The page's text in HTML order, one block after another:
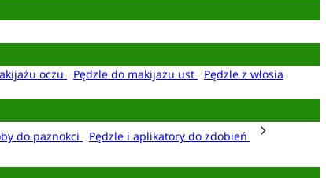
oczu Pędzle do makijażu ust
Pędzle z włosia
do paznokci
Pędzle i aplikatory do zdobień